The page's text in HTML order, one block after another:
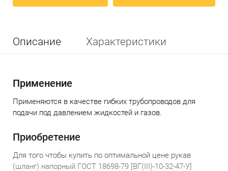
Описание Характеристики
Применение
Применяются в качестве гибких трубопроводов для
подачи под давлением жидкостей и газов.
Приобретение
Для того чтобы купить по оптимальной цене рукав
(шланг) напорный ГОСТ 18698-79 [ВГ(ІІІ)-10-32-47-У]